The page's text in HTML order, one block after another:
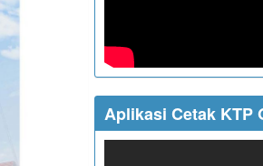
Aplikasi Cetak KTP